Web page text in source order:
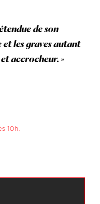
de son
les graves autant
accrocheur. »
10h.